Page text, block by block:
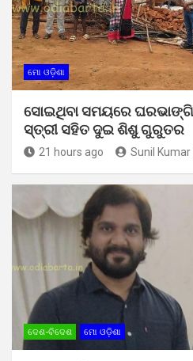
ମୋ ଓଡ଼ିଶା
ସୋଇଥିବା ସମୟରେ ଘରଭାଙ୍ଗି
ସ୍ତ୍ରୀ ସହିତ ଦୁଇ ଶିଶୁ ଗୁରୁତର
21 hours ago Sunil
ଦେଶ-ବିଦେଶ ମୋ ଓଡ଼ିଶା